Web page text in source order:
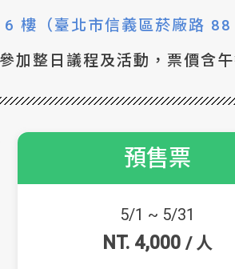
樓（臺北市信義區菸廠路 88
加整日議程及活動，票價含
預售票
5/1 ~ 5/31
NT. 4,000 / 人